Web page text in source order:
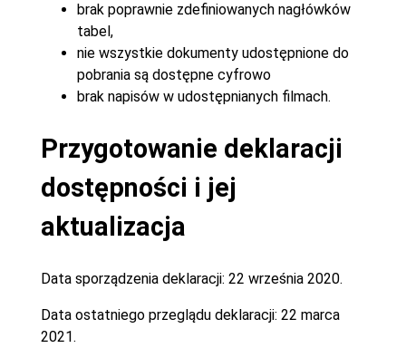
brak poprawnie zdefiniowanych nagłówków
tabel,
nie wszystkie dokumenty udostępnione do
pobrania są dostępne cyfrowo
brak napisów w udostępnianych filmach.
Przygotowanie deklaracji
dostępności i jej
aktualizacja
Data sporządzenia deklaracji: 22 września 2020.
Data ostatniego przeglądu deklaracji: 22 marca
2021.